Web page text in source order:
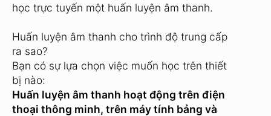
học trực tuyến một huấn luyện âm thanh.
Huấn luyện âm thanh cho trình độ trung cấp
ra sao?
Bạn có sự lựa chọn việc muốn học trên thiết
bị nào:
Huấn luyện âm thanh hoạt động trên điện
thoại thông minh, trên máy tính bảng và